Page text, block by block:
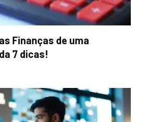
Finanças de uma
7 dicas!